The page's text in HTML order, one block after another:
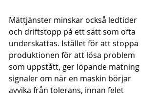
Mättjänster minskar också ledtider
och driftstopp på ett sätt som ofta
underskattas. Istället för att stoppa
produktionen för att lösa problem
som uppstått, ger löpande mätning
signaler om när en maskin börjar
avvika från tolerans, innan felet